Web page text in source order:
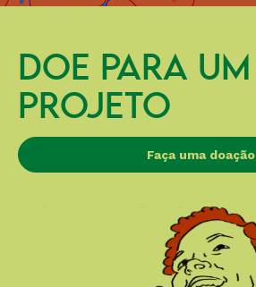
DOE PARA UM
PROJETO
Faça uma doação